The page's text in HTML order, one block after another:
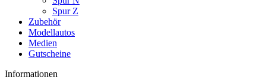
Spur Z
Zubehör
Modellautos
Medien
Gutscheine
Informationen